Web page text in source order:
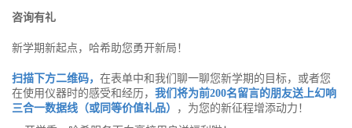
咨询有礼
新学期新起点，哈希助您勇开新局！
扫描下方二维码， 在表单中和我们聊一聊您新学期的目标，或者您
在使用仪器时的感受和经历， 我们将为前200名留言的朋友送上幻响
三合一数据线（或同等价值礼品）
，为您的新征程增添动力！